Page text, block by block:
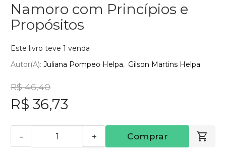
Namoro com Princípios e
Propósitos
Este livro teve 1 venda
Autor(a): Juliana Pompeo Helpa Gilson Martins Helpa
R$ 46,40
R$ 36,73
- + Comprar